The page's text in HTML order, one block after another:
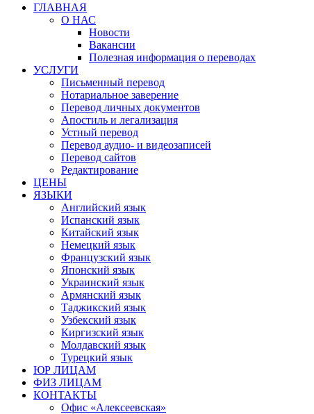
ГЛАВНАЯ
О НАС
Новости
Вакансии
Полезная информация о переводах
УСЛУГИ
Письменный перевод
Нотариальное заверение
Перевод личных документов
Апостиль и легализация
Устный перевод
Перевод аудио- и видеозаписей
Перевод сайтов
Редактирование
ЦЕНЫ
ЯЗЫКИ
Английский язык
Испанский язык
Китайский язык
Немецкий язык
Французский язык
Японский язык
Украинский язык
Армянский язык
Таджикский язык
Узбекский язык
Киргизский язык
Молдавский язык
Турецкий язык
ЮР ЛИЦАМ
ФИЗ ЛИЦАМ
КОНТАКТЫ
Офис «Алексеевская»